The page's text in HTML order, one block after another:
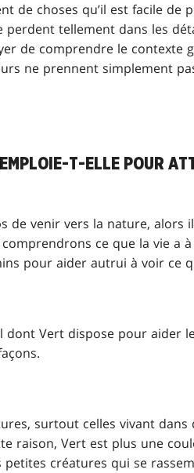
de choses qu’il est facile
tellement dans les
de comprendre le contexte
ne prennent simplement
T-ELLE POUR
de venir vers la nature, alors
ce que la vie a
pour aider autrui à voir ce
Vert dispose pour aider
surtout celles vivant dans
raison, Vert est plus une
créatures qui se